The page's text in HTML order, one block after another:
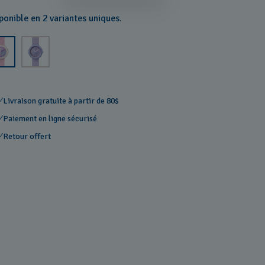
en 2 variantes uniques.
Livraison gratuite à partir de 80$
Paiement en ligne sécurisé
Retour offert